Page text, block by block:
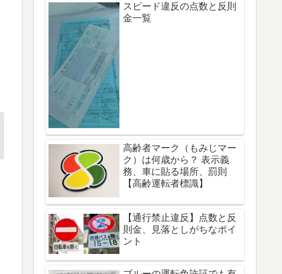
スピード違反の点数と反則
金一覧
高齢者マーク（もみじマー
ク）は何歳から？ 表示義
務、車に貼る場所、罰則
【高齢運転者標識】
【通行禁止違反】点数と反
則金、見落としがちなポイ
ント